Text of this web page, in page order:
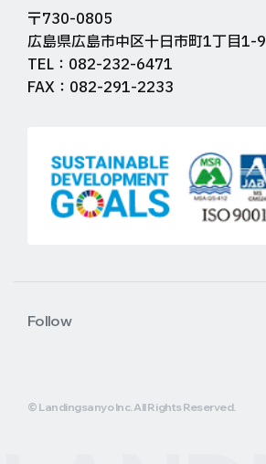
〒730-0805
広島県広島市中区十日市町1丁目1-9
TEL：082-232-6471
FAX：082-291-2233
Follow
© Landingsanyo Inc. All Rights Reserved.